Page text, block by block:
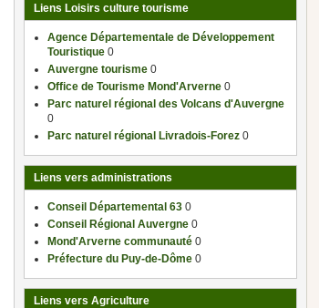
Liens Loisirs culture tourisme
Agence Départementale de Développement
Touristique 0
Auvergne tourisme 0
Office de Tourisme Mond'Arverne 0
Parc naturel régional des Volcans d'Auvergne
0
Parc naturel régional Livradois-Forez 0
Liens vers administrations
Conseil Départemental 63 0
Conseil Régional Auvergne 0
Mond'Arverne communauté 0
Préfecture du Puy-de-Dôme 0
Liens vers Agriculture